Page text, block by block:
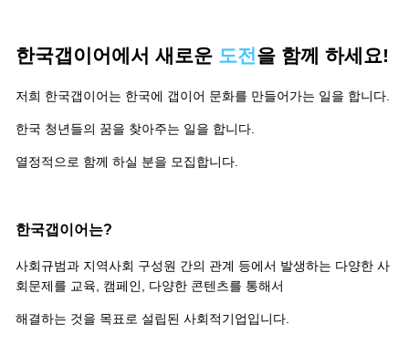
한국갭이어에서 새로운 도전을 함께 하세요!
저희 한국갭이어는 한국에 갭이어 문화를 만들어가는 일을 합니다.
한국 청년들의 꿈을 찾아주는 일을 합니다.
열정적으로 함께 하실 분을 모집합니다.
한국갭이어는?
사회규범과 지역사회 구성원 간의 관계 등에서 발생하는 다양한 사
회문제를 교육, 캠페인, 다양한 콘텐츠를 통해서
해결하는 것을 목표로 설립된 사회적기업입니다.